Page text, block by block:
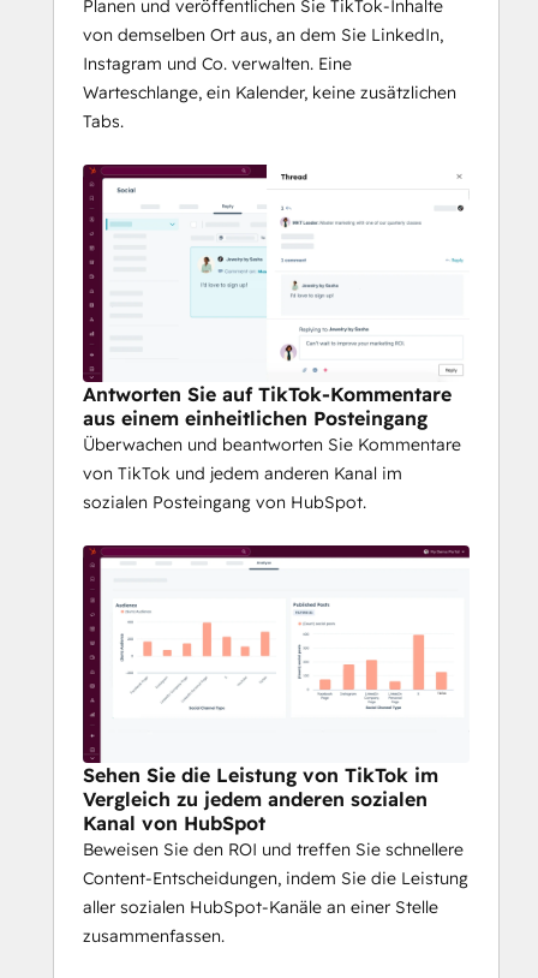
Planen und veröffentlichen Sie TikTok-Inhalte
von demselben Ort aus, an dem Sie LinkedIn,
Instagram und Co. verwalten. Eine
Warteschlange, ein Kalender, keine zusätzlichen
Tabs.
Antworten Sie auf TikTok-Kommentare
aus einem einheitlichen Posteingang
Überwachen und beantworten Sie Kommentare
von TikTok und jedem anderen Kanal im
sozialen Posteingang von HubSpot.
Sehen Sie die Leistung von TikTok im
Vergleich zu jedem anderen sozialen
Kanal von HubSpot
Beweisen Sie den ROI und treffen Sie schnellere
Content-Entscheidungen, indem Sie die Leistung
aller sozialen HubSpot-Kanäle an einer Stelle
zusammenfassen.